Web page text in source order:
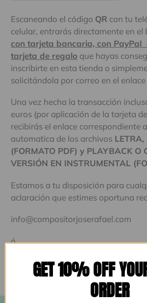
Escaneando el código QR con tu
celular, entrarás directamente en el
con tarjeta bancaria, con PayPal
tarjeta de regalo que hayas
inscribirte en esta tienda o
solicitándola por correo en el
Una vez hecha la transacción
euros (por aplicación de la tarjeta
recibirás el enlace correspondiente
automatica de los archivos LETRA,
(FORMATO PDF) y PLAYBACK O
VERSIÓN EN INSTRUMENTAL
Estamos a tu disposición para
aclaración que estimes oportuna
info@compositorjoserafael.com
ó
pepefras@gmail.com
GET 10% OFF
ORDER